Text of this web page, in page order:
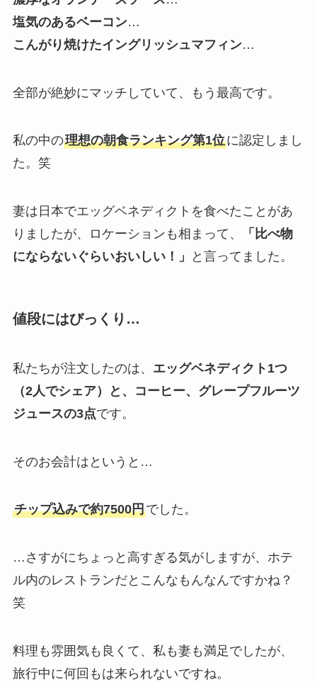
塩気のあるベーコン…
こんがり焼けたイングリッシュマフィン…
全部が絶妙にマッチしていて、もう最高です。
私の中の理想の朝食ランキング第1位に認定しまし
た。笑
妻は日本でエッグベネディクトを食べたことがあ
りましたが、ロケーションも相まって、
「比べ物
にならないぐらいおいしい！」
と言ってました。
値段にはびっくり…
私たちが注文したのは、 エッグベネディクト1つ
（2人でシェア）と、コーヒー、グレープフルーツ
ジュースの3点です。
そのお会計はというと…
チップ込みで約7500円でした。
…さすがにちょっと高すぎる気がしますが、ホテ
ル内のレストランだとこんなもんなんですかね？
笑
料理も雰囲気も良くて、私も妻も満足でしたが、
旅行中に何回もは来られないですね。